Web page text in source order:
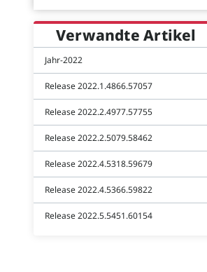
Verwandte Artikel
Jahr-2022
Release 2022.1.4866.57057
Release 2022.2.4977.57755
Release 2022.2.5079.58462
Release 2022.4.5318.59679
Release 2022.4.5366.59822
Release 2022.5.5451.60154